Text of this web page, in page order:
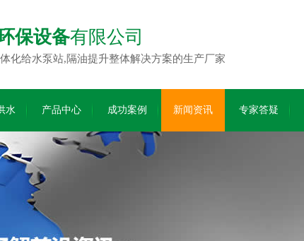
保设备有限公司
化给水泵站,隔油提升整体解决方案的生产厂家
水 产品中心 成功案例 新闻资讯 专家答疑